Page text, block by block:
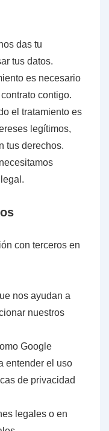
das tu
tus datos.
es necesario
contigo.
el tratamiento es
legítimos,
tus derechos.
con terceros en
nos ayudan a
nuestros
Google
entender el uso
de privacidad
legales o en